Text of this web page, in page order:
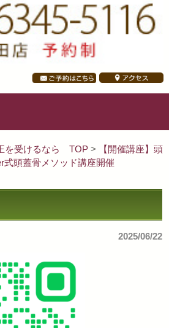
を受けるなら TOP >
【開催講座】頭
頭蓋骨メソッド講座開催
2025/06/22